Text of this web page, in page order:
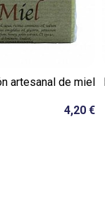
artesanal de miel
4,20 €